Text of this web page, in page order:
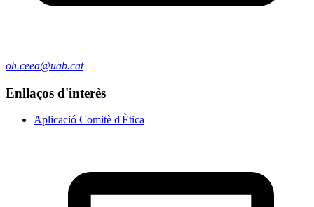
oh.ceea@uab.cat
Enllaços d'interès
Aplicació Comitè d'Ètica